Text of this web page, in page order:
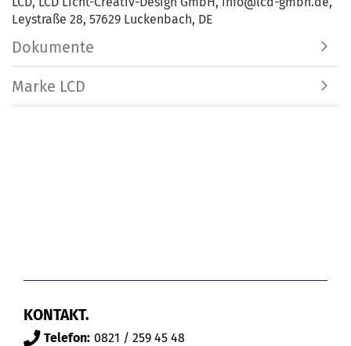
Leystraße 28, 57629 Luckenbach, DE
Dokumente
Marke LCD
KONTAKT.
Telefon: 0821 / 259 45 48